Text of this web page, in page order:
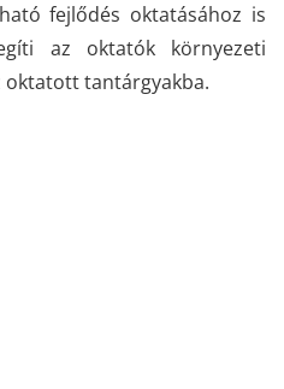
fejlődés oktatásához is
az oktatók környezeti
oktatott tantárgyakba.